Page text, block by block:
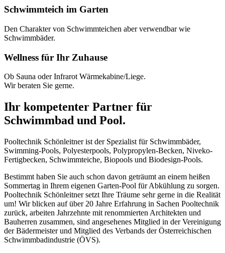
Schwimmteich im Garten
Den Charakter von Schwimmteichen aber verwendbar wie
Schwimmbäder.
Wellness für Ihr Zuhause
Ob Sauna oder Infrarot Wärmekabine/Liege.
Wir beraten Sie gerne.
Ihr kompetenter Partner für
Schwimmbad und Pool.
Pooltechnik Schönleitner ist der Spezialist für Schwimmbäder,
Swimming-Pools, Polyesterpools, Polypropylen-Becken, Niveko-
Fertigbecken, Schwimmteiche, Biopools und Biodesign-Pools.
Bestimmt haben Sie auch schon davon geträumt an einem heißen
Sommertag in Ihrem eigenen Garten-Pool für Abkühlung zu sorgen.
Pooltechnik Schönleitner setzt Ihre Träume sehr gerne in die Realität
um! Wir blicken auf über 20 Jahre Erfahrung in Sachen Pooltechnik
zurück, arbeiten Jahrzehnte mit renommierten Architekten und
Bauherren zusammen, sind angesehenes Mitglied in der Vereinigung
der Bädermeister und Mitglied des Verbands der Österreichischen
Schwimmbadindustrie (ÖVS).